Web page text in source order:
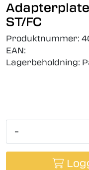
ST/FC
Produktnummer:
EAN:
Lagerbeholdning:
-